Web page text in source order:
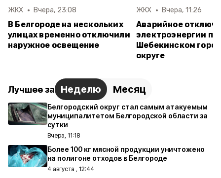
ЖКХ Вчера, 23:08
В Белгороде на нескольких
улицах временно отключили
наружное освещение
ЖКХ Вчера, 11:26
Аварийное
электроэнергии
Шебекинском
округе
Лучшее за Неделю Месяц
Белгородский округ стал самым атакуемым
муниципалитетом Белгородской области за
сутки
Вчера, 11:18
Более 100 кг мясной продукции уничтожено
на полигоне отходов в Белгороде
4 августа , 12:44